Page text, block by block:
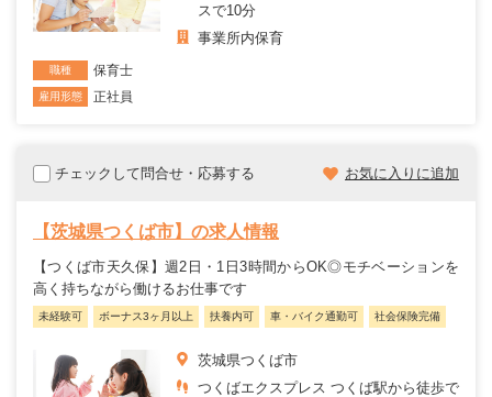
スで10分
事業所内保育
職種 保育士
雇用形態 正社員
チェックして問合せ・応募する お気に入りに追加
【茨城県つくば市】の求人情報
【つくば市天久保】週2日・1日3時間からOK◎モチベーションを
高く持ちながら働けるお仕事です
未経験可 ボーナス3ヶ月以上 扶養内可 車・バイク通勤可 社会保険完備
茨城県つくば市
つくばエクスプレス つくば駅から徒歩で